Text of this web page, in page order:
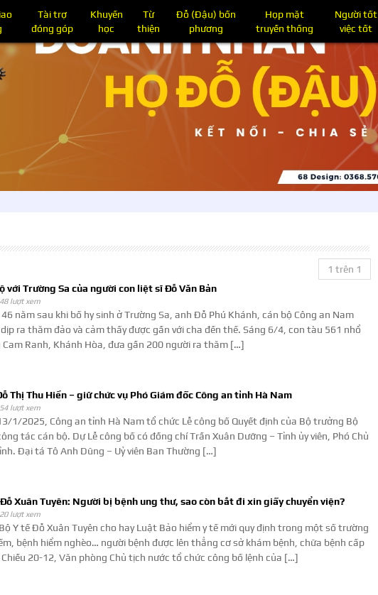
Tài trợ
đóng góp
Khuyến
học
Từ
thiện
Đỗ (Đậu) bốn
phương
Họp mặt
truyền thống
Người tốt
việc tốt
1 trên 1
với Trường Sa của người con liệt sĩ Đỗ Văn Bản
lượt xem
năm sau khi bố hy sinh ở Trường Sa, anh Đỗ Phú Khánh, cán bộ Công an Nam
ra thăm đảo và cảm thấy được gần với cha đến thế. Sáng 6/4, con tàu 561 nhổ
Cam Ranh, Khánh Hòa, đưa gần 200 người ra thăm […]
Thị Thu Hiền – giữ chức vụ Phó Giám đốc Công an tỉnh Hà Nam
lượt xem
1/2025, Công an tỉnh Hà Nam tổ chức Lễ công bố Quyết định của Bộ trưởng Bộ
tác cán bộ. Dự Lễ công bố có đồng chí Trần Xuân Dưỡng – Tỉnh ủy viên, Phó Chủ
Đại tá Tô Anh Dũng – Uỷ viên Ban Thường […]
Xuân Tuyên: Người bị bệnh ung thư, sao còn bắt đi xin giấy chuyển viện?
lượt xem
Y tế Đỗ Xuân Tuyên cho hay Luật Bảo hiểm y tế mới quy định trong một số trường
bệnh hiểm nghèo… người bệnh được lên thẳng cơ sở khám bệnh, chữa bệnh cấp
20-12, Văn phòng Chủ tịch nước tổ chức công bố lệnh của […]